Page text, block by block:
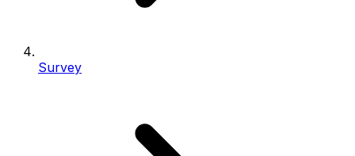
Survey